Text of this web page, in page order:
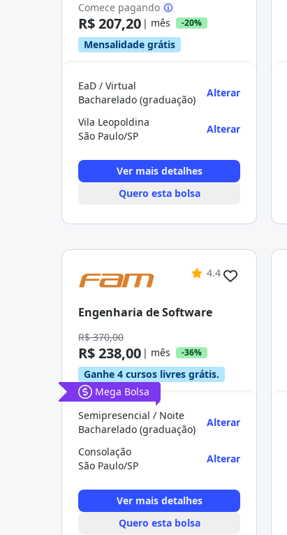
Comece pagando
R$ 207,20 | mês -20%
Mensalidade grátis
EaD / Virtual
Bacharelado (graduação)
Alterar
Vila Leopoldina
São Paulo/SP
Alterar
Ver mais detalhes
Quero esta bolsa
4.4
Engenharia de Software
R$ 370,00
R$ 238,00 | mês -36%
Ganhe 4 cursos livres grátis.
Mega Bolsa
Semipresencial / Noite
Bacharelado (graduação)
Alterar
Consolação
São Paulo/SP
Alterar
Ver mais detalhes
Quero esta bolsa